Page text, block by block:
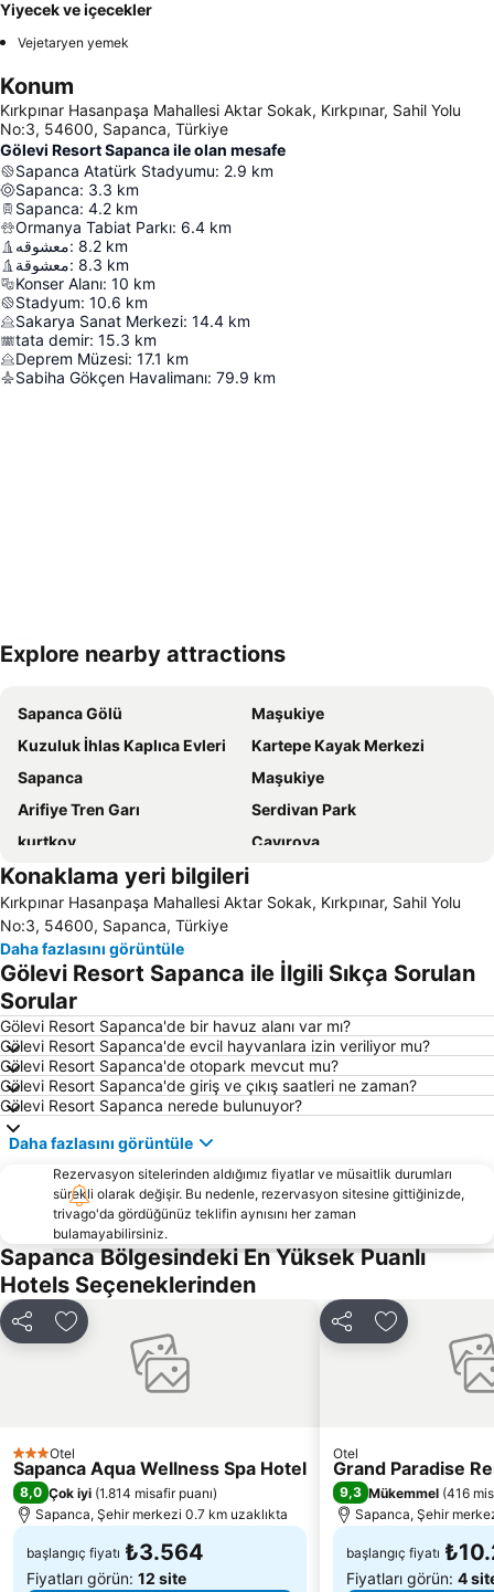
Yiyecek ve içecekler
Vejetaryen yemek
Konum
Kırkpınar Hasanpaşa Mahallesi Aktar Sokak, Kırkpınar, Sahil Yolu
No:3, 54600, Sapanca, Türkiye
Gölevi Resort Sapanca ile olan mesafe
Sapanca Atatürk Stadyumu: 2.9 km
Sapanca: 3.3 km
Sapanca: 4.2 km
Ormanya Tabiat Parkı: 6.4 km
معشوقه: 8.2 km
معشوقة: 8.3 km
Konser Alanı: 10 km
Stadyum: 10.6 km
Sakarya Sanat Merkezi: 14.4 km
tata demir: 15.3 km
Deprem Müzesi: 17.1 km
Sabiha Gökçen Havalimanı: 79.9 km
Haritayı genişlet
Explore nearby attractions
Sapanca Gölü
Maşukiye
Kuzuluk İhlas Kaplıca Evleri
Kartepe Kayak Merkezi
Sapanca
Maşukiye
Arifiye Tren Garı
Serdivan Park
kurtkoy
Çayırova
Green Park Resort – Kartepe
Kartepe
İzmit Otobüs Terminali
Sakarya Otobüs Terminali
Aqua Park
İzmit Tren Garı
Adapazarı Tren Garı
Kemaliye
İstanbuldere Alabalık Evi
Karamürsel Altınkemer Halk Plajı
Fethiye Caddesi
Natürköy
Büyükderbent Tren Garı
Kocaeli Fuarı
Eker Lokantası
Regional Cultures Fair
Konaklama yeri bilgileri
Kırkpınar Hasanpaşa Mahallesi Aktar Sokak, Kırkpınar, Sahil Yolu
No:3, 54600, Sapanca, Türkiye
Daha fazlasını görüntüle
Gölevi Resort Sapanca ile İlgili Sıkça Sorulan
Sorular
Gölevi Resort Sapanca'de bir havuz alanı var mı?
Gölevi Resort Sapanca'de evcil hayvanlara izin veriliyor mu?
Gölevi Resort Sapanca'de otopark mevcut mu?
Gölevi Resort Sapanca'de giriş ve çıkış saatleri ne zaman?
Gölevi Resort Sapanca nerede bulunuyor?
Daha fazlasını görüntüle
Rezervasyon sitelerinden aldığımız fiyatlar ve müsaitlik durumları
sürekli olarak değişir. Bu nedenle, rezervasyon sitesine gittiğinizde,
trivago'da gördüğünüz teklifin aynısını her zaman
bulamayabilirsiniz.
Sapanca Bölgesindeki En Yüksek Puanlı
Hotels Seçeneklerinden
Paylaş Favorilerime ekle
3 Yıldız
Otel
Sapanca Aqua Wellness Spa Hotel
8,0 Çok iyi (1.814 misafir puanı)
Sapanca, Şehir merkezi 0.7 km uzaklıkta
başlangıç fiyatı ₺3.564
Fiyatları görün: 12 site
Paylaş Favorilerime
Otel
Grand Paradise
9,3 Mükemmel (416
Sapanca, Şehir
başlangıç fiyatı
Fiyatları görün: 4